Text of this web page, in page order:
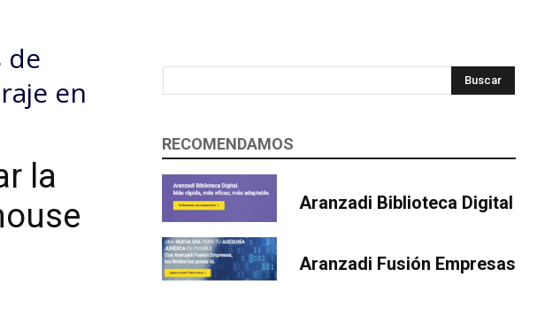
de
en
la
Buscar
RECOMENDAMOS
Aranzadi Biblioteca Digital
Aranzadi Fusión Empresas